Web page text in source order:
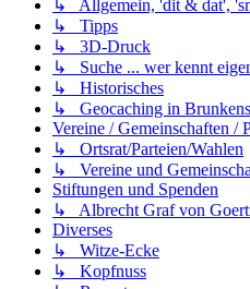
↳ Allgemein, 'dit & dat',
↳ Tipps
↳ 3D-Druck
↳ Suche ... wer kennt
↳ Historisches
↳ Geocaching in
Vereine / Gemeinschaften /
↳ Ortsrat/Parteien/Wahlen
↳ Vereine und
Stiftungen und Spenden
↳ Albrecht Graf von
Diverses
↳ Witze-Ecke
↳ Kopfnuss